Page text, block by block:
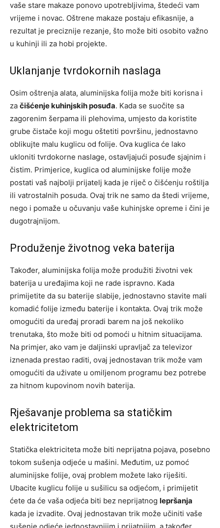
vaše stare makaze ponovo upotrebljivima, štedeći vam
vrijeme i novac. Oštrene makaze postaju efikasnije, a
rezultat je preciznije rezanje, što može biti osobito važno
u kuhinji ili za hobi projekte.
Uklanjanje tvrdokornih naslaga
Osim oštrenja alata, aluminijska folija može biti korisna i
za čišćenje kuhinjskih posuđa. Kada se suočite sa
zagorenim šerpama ili plehovima, umjesto da koristite
grube čistače koji mogu oštetiti površinu, jednostavno
oblikujte malu kuglicu od folije. Ova kuglica će lako
ukloniti tvrdokorne naslage, ostavljajući posuđe sjajnim i
čistim. Primjerice, kuglica od aluminijske folije može
postati vaš najbolji prijatelj kada je riječ o čišćenju roštilja
ili vatrostalnih posuda. Ovaj trik ne samo da štedi vrijeme,
nego i pomaže u očuvanju vaše kuhinjske opreme i čini je
dugotrajnijom.
Produženje životnog veka baterija
Također, aluminijska folija može produžiti životni vek
baterija u uređajima koji ne rade ispravno. Kada
primijetite da su baterije slabije, jednostavno stavite mali
komadić folije između baterije i kontakta. Ovaj trik može
omogućiti da uređaj proradi barem na još nekoliko
trenutaka, što može biti od pomoći u hitnim situacijama.
Na primjer, ako vam je daljinski upravljač za televizor
iznenada prestao raditi, ovaj jednostavan trik može vam
omogućiti da uživate u omiljenom programu bez potrebe
za hitnom kupovinom novih baterija.
Rješavanje problema sa statičkim
elektricitetom
Statička elektriciteta može biti neprijatna pojava, posebno
tokom sušenja odjeće u mašini. Međutim, uz pomoć
aluminijske folije, ovaj problem možete lako riješiti.
Ubacite kuglicu folije u sušilicu sa odjećom, i primijetit
ćete da će vaša odjeća biti bez neprijatnog lepršanja
kada je izvadite. Ovaj jednostavan trik može učiniti vaše